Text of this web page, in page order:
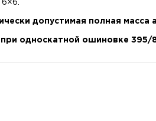
6×6.
допустимая полная масса
односкатной ошиновке 395/